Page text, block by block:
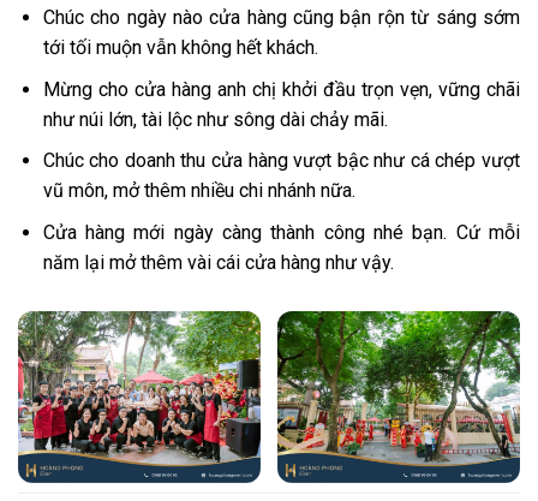
Chúc cho ngày nào cửa hàng cũng bận rộn từ sáng sớm
tới tối muộn vẫn không hết khách.
Mừng cho cửa hàng anh chị khởi đầu trọn vẹn, vững chãi
như núi lớn, tài lộc như sông dài chảy mãi.
Chúc cho doanh thu cửa hàng vượt bậc như cá chép vượt
vũ môn, mở thêm nhiều chi nhánh nữa.
Cửa hàng mới ngày càng thành công nhé bạn. Cứ mỗi
năm lại mở thêm vài cái cửa hàng như vậy.